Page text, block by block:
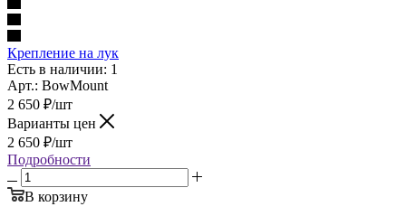
Крепление на лук
Есть в наличии: 1
Арт.: BowMount
2 650 ₽/шт
Варианты цен
2 650 ₽/шт
Подробности
В корзину